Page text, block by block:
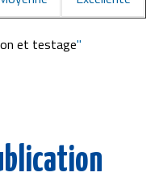
et testage"